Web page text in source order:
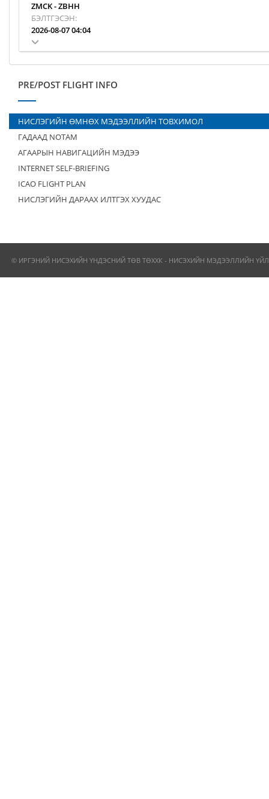
ZMCK-ZBHH
БЭЛТГЭСЭН:
2026-08-07 04:04
PRE/POST FLIGHT INFO
НИСЛЭГИЙН ӨМНӨХ МЭДЭЭЛЛИЙН ТОВХИМОЛ
ГАДААД NOTAM
АГААРЫН НАВИГАЦИЙН МЭДЭЭ
INTERNET SELF-BRIEFING
ICAO FLIGHT PLAN
НИСЛЭГИЙН ДАРААХ ИЛТГЭХ ХУУДАС
© ИРГЭНИЙ НИСЭХИЙН ҮНДЭСНИЙ ТӨВ ТӨХХК - НИСЭХИЙН МЭДЭЭЛЛИЙН